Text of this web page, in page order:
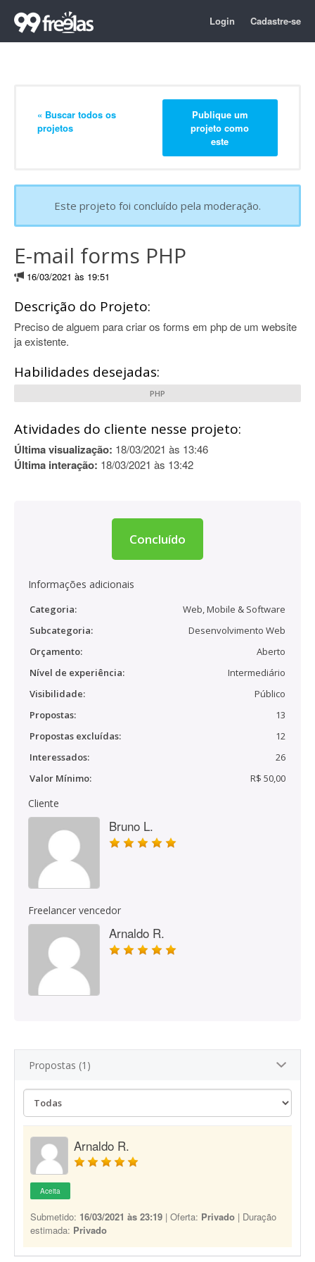
Login Cadastre-se
« Buscar todos os
projetos
Publique um
projeto como
este
Este projeto foi concluído pela moderação.
E-mail forms PHP
16/03/2021 às 19:51
Descrição do Projeto:
Preciso de alguem para criar os forms em php de um website
ja existente.
Habilidades desejadas:
PHP
Atividades do cliente nesse projeto:
Última visualização: 18/03/2021 às 13:46
Última interação: 18/03/2021 às 13:42
Concluído
Informações adicionais
Categoria:
Web, Mobile & Software
Subcategoria:
Desenvolvimento Web
Orçamento:
Aberto
Nível de experiência:
Intermediário
Visibilidade:
Público
Propostas:
13
Propostas excluídas:
12
Interessados:
26
Valor Mínimo:
R$ 50,00
Cliente
Bruno L.
Freelancer vencedor
Arnaldo R.
Propostas (1)
Arnaldo R.
Aceita
Submetido: 16/03/2021 às 23:19 | Oferta: Privado | Duração
estimada: Privado